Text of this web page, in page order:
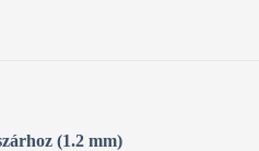
(1.2 mm)